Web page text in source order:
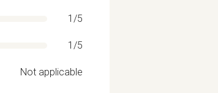
1/5
1/5
Not applicable